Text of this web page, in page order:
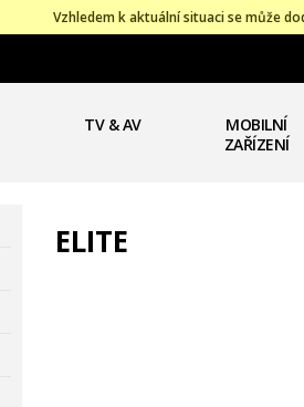
Vzhledem k aktuální situaci se může
TV & AV
MOBILNÍ
ZAŘÍZENÍ
ELITE